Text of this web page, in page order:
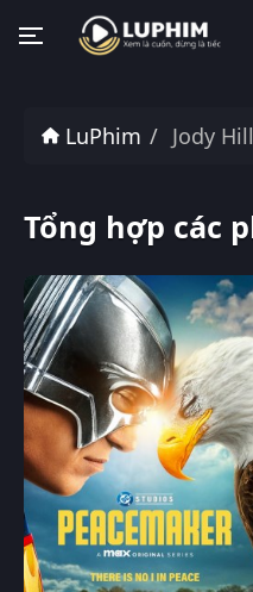
LuPhim Jody Hill
Tổng hợp các